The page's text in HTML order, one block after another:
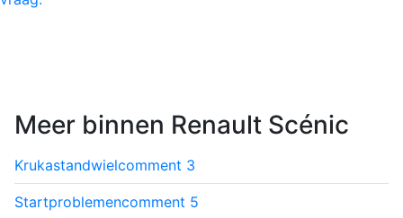
Meer binnen Renault Scénic
Krukastandwielcomment 3
Startproblemencomment 5